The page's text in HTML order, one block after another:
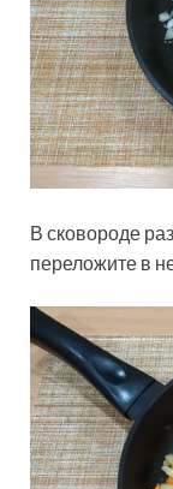
В сковороде
переложите в